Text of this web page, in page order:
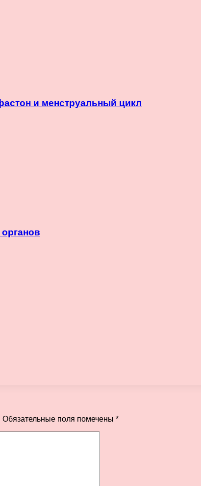
и менструальный цикл
Обязательные поля помечены *